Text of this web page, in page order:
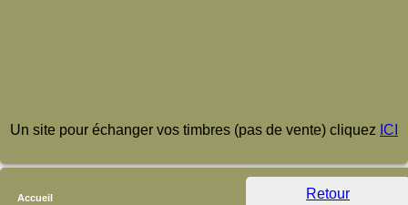
Un site pour échanger vos timbres (pas de vente) cliquez ICI
Accueil
Retour